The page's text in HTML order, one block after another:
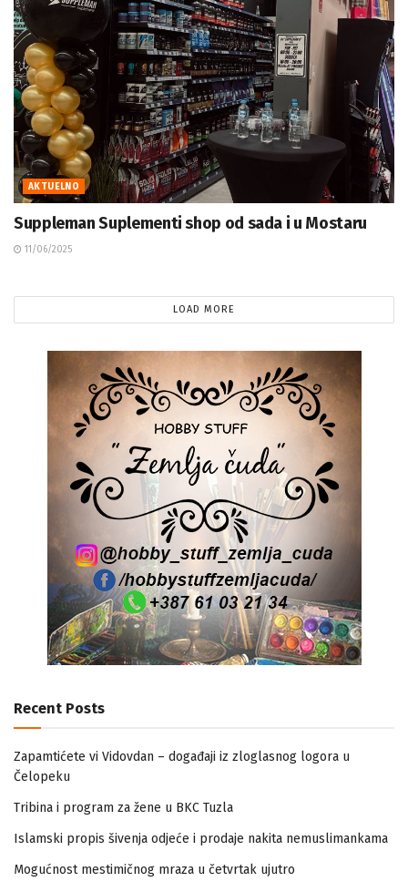
AKTUELNO
Suppleman Suplementi shop od sada i u Mostaru
11/06/2025
LOAD MORE
Recent Posts
Zapamtićete vi Vidovdan – događaji iz zloglasnog logora u
Čelopeku
Tribina i program za žene u BKC Tuzla
Islamski propis šivenja odjeće i prodaje nakita nemuslimankama
Mogućnost mestimičnog mraza u četvrtak ujutro